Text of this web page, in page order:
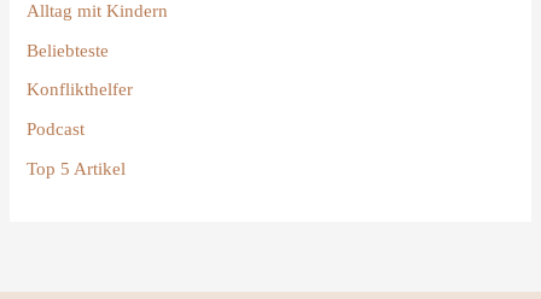
Alltag mit Kindern
Beliebteste
Konflikthelfer
Podcast
Top 5 Artikel